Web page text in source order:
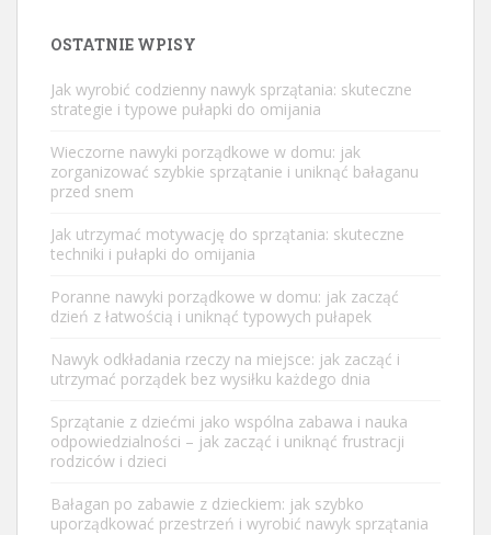
OSTATNIE WPISY
Jak wyrobić codzienny nawyk sprzątania: skuteczne
strategie i typowe pułapki do omijania
Wieczorne nawyki porządkowe w domu: jak
zorganizować szybkie sprzątanie i uniknąć bałaganu
przed snem
Jak utrzymać motywację do sprzątania: skuteczne
techniki i pułapki do omijania
Poranne nawyki porządkowe w domu: jak zacząć
dzień z łatwością i uniknąć typowych pułapek
Nawyk odkładania rzeczy na miejsce: jak zacząć i
utrzymać porządek bez wysiłku każdego dnia
Sprzątanie z dziećmi jako wspólna zabawa i nauka
odpowiedzialności – jak zacząć i uniknąć frustracji
rodziców i dzieci
Bałagan po zabawie z dzieckiem: jak szybko
uporządkować przestrzeń i wyrobić nawyk sprzątania